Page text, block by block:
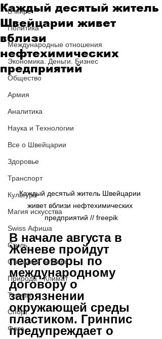
В мире
Политика
Международные отношения
Экономика. Деньги. Бизнес
Общество
Армия
Аналитика
Наука и Технологии
Все о Швейцарии
Здоровье
Транспорт
Культура
Магия искусства
Swiss Афиша
Стиль
Стильный четверг
Природа - Климат
Туризм
Спорт
Фото
Каждый десятый житель
Швейцарии живет
вблизи
нефтехимических
предприятий
Каждый десятый житель Швейцарии
живет вблизи нефтехимических
предприятий // freepik
В начале августа в
Женеве пройдут
переговоры по
международному
договору о
загрязнении
окружающей среды
пластиком. Гринпис
предупреждает о